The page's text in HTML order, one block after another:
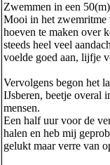
Zwemmen in een
Mooi in het zwemritme
hoeven te maken over
steeds heel veel
voelde goed aan, lijfje
Vervolgens begon het
IJsberen, beetje overal
mensen.
Een half uur voor de
halen en heb mij
gelukt maar verre van